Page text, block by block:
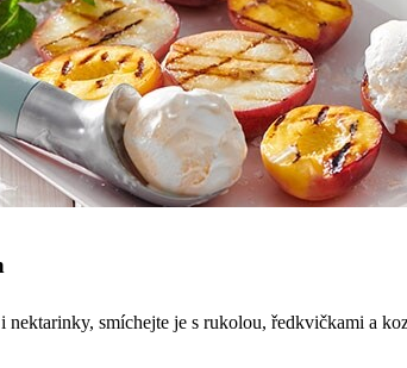
smíchejte je s rukolou, ředkvičkami a